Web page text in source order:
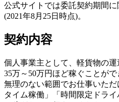
公式サイトでは委託契約期間
(2021年8月25日時点)。
契約内容
個人事業主として、軽貨物の
35万～50万円ほど稼ぐことが
無理のない範囲でお仕事いた
タイム稼働」「時間限定ドラ